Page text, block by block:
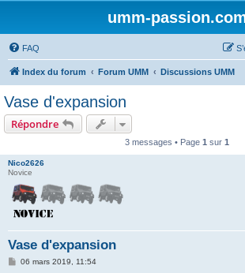
umm-
FAQ
Index du forum Forum UMM Discussions UMM
Vase d'expansion
Répondre
3 messages • Page 1 sur 1
Nico2626
Novice
Vase d'expansion
M06 mars 2019, 11:54